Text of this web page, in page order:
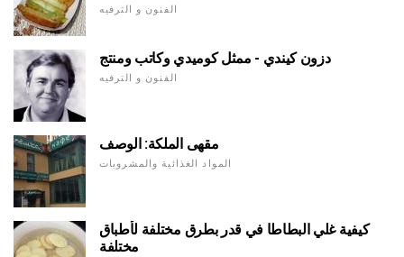
الفنون و الترفيه
دزون كيندي - ممثل كوميدي وكاتب ومنتج
الفنون و الترفيه
مقهى الملكة: الوصف
المواد الغذائية والمشروبات
كيفية غلي البطاطا في قدر بطرق مختلفة لأطباق
مختلفة